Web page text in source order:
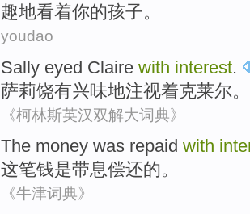
趣地看着你的孩子。
youdao
Sally eyed Claire with interest.
萨莉饶有兴味地注视着克莱尔。
《柯林斯英汉双解大词典》
The money was repaid with
这笔钱是带息偿还的。
《牛津词典》